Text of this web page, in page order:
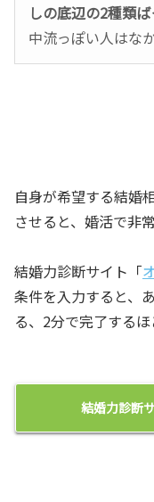
しの底辺の2種類
中流っぽい人はな
自身が希望する結婚
させると、婚活で非
結婚力診断サイト「
条件を入力すると、
る、2分で完了するほ
結婚力診断